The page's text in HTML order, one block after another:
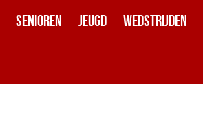
Senioren Jeugd Wedstrijden